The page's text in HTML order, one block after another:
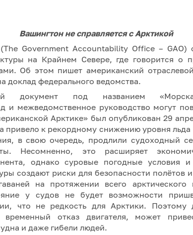
Вашингтон не справляется с Арктикой
Government Accountability Office – GAO)
на Крайнем Севере, где говорится о
Об этом пишет американский
доклад федерального ведомства.
документ под названием
и межведомственное руководство могут
Арктике» был опубликован 29
привело к рекордному снижению уровня
в свою очередь, продлили судоходный
Несомненно, это расширяет
однако суровые погодные условия и
создают риски для безопасности полётов
на протяжении всего арктического
у судов не будет возможности
что не редкость для Арктики. Поэтому
временный отказ двигателя, может
и даже гибели людей.